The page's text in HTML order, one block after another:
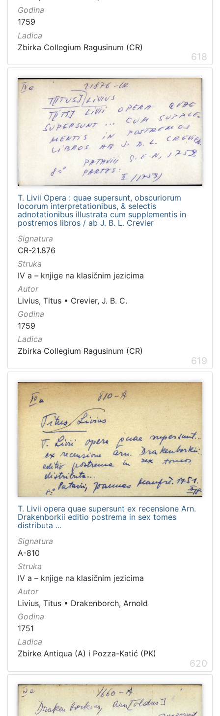
Godina
1759
Ladica
Zbirka Collegium Ragusinum (CR)
618
T. Livii Opera : quae supersunt, obscuriorum
locorum interpretationibus, & selectis
adnotationibus illustrata cum supplementis in
postremos libros / ab J. B. L. Crevier
Signatura
CR-21.876
Struka
IV a – knjige na klasičnim jezicima
Autor
Livius, Titus • Crevier, J. B. C.
Godina
1759
Ladica
Zbirka Collegium Ragusinum (CR)
619
T. Livii opera quae supersunt ex recensione Arn.
Drakenborkii editio postrema in sex tomes
distributa ...
Signatura
A-810
Struka
IV a – knjige na klasičnim jezicima
Autor
Livius, Titus • Drakenborch, Arnold
Godina
1751
Ladica
Zbirke Antiqua (A) i Pozza-Katić (PK)
620